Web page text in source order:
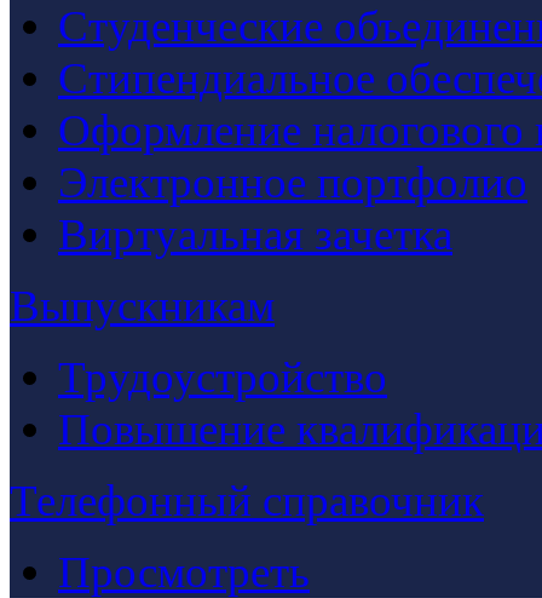
Студенческие
Стипендиальное
Оформление налогового
Электронное портфолио
Виртуальная зачетка
Выпускникам
Трудоустройство
Повышение
Телефонный справочник
Просмотреть